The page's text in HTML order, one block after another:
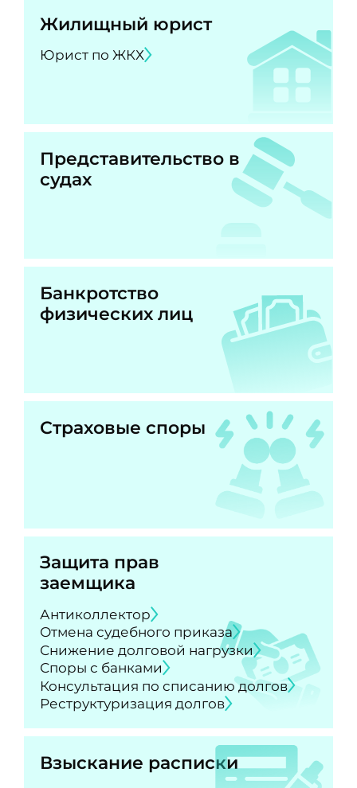
Жилищный юрист
Юрист по ЖКХ
Представительство в
судах
Банкротство
физических лиц
Страховые споры
Защита прав
заемщика
Антиколлектор
Отмена судебного приказа
Снижение долговой нагрузки
Споры с банками
Консультация по списанию долгов
Реструктуризация долгов
Взыскание расписки